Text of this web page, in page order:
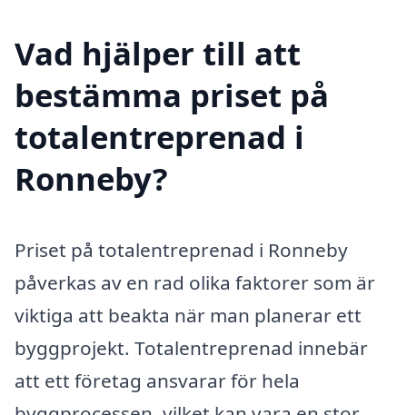
Vad hjälper till att
bestämma priset på
totalentreprenad i
Ronneby?
Priset på totalentreprenad i Ronneby
påverkas av en rad olika faktorer som är
viktiga att beakta när man planerar ett
byggprojekt. Totalentreprenad innebär
att ett företag ansvarar för hela